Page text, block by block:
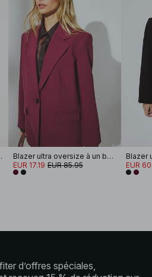
Blazer ultra oversize à un bouton
EUR 17.19 EUR 85.95 EUR
d’offres spéciales,